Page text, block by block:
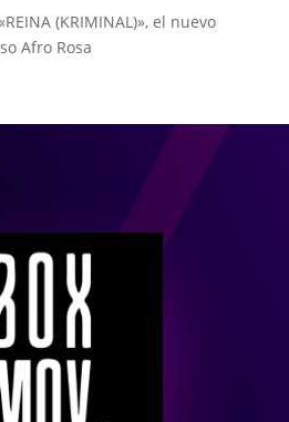
(KRIMINAL)», el nuevo
Afro Rosa